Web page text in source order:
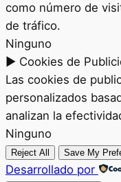
como número de
de tráfico.
Ninguno
► Cookies de
Las cookies de
personalizados
analizan la
Ninguno
Reject All Save My
Desarrollado por